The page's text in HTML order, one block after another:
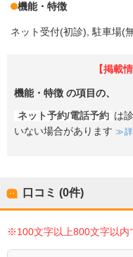
機能・特徴
ネット受付(初診) 駐車場(
【掲載
機能・特徴 の項目の、
ネット予約/電話予約 は
いない場合があります
口コミ (0件)
※100文字以上800文字以内